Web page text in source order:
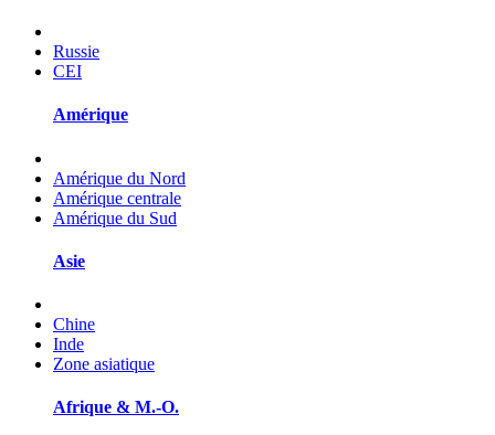
Russie
CEI
Amérique
Amérique du Nord
Amérique centrale
Amérique du Sud
Asie
Chine
Inde
Zone asiatique
Afrique & M.-O.